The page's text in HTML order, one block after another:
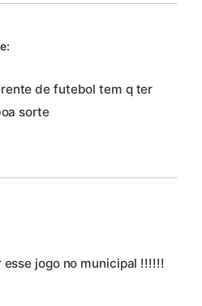
de futebol tem q ter
sorte
jogo no municipal !!!!!!